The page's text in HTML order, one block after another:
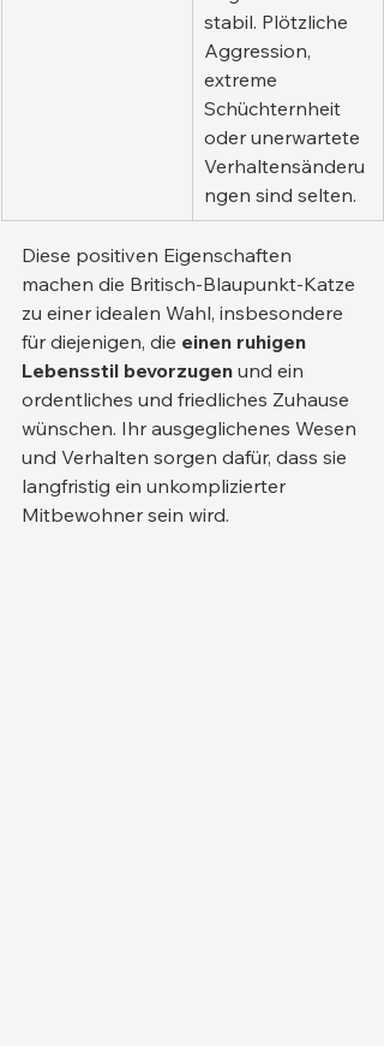
stabil. Plötzliche
Aggression,
extreme
Schüchternheit
oder unerwartete
Verhaltensänderu
ngen sind selten.
Diese positiven Eigenschaften
machen die Britisch-Blaupunkt-Katze
zu einer idealen Wahl, insbesondere
für diejenigen, die einen ruhigen
Lebensstil bevorzugen und ein
ordentliches und friedliches Zuhause
wünschen. Ihr ausgeglichenes Wesen
und Verhalten sorgen dafür, dass sie
langfristig ein unkomplizierter
Mitbewohner sein wird.